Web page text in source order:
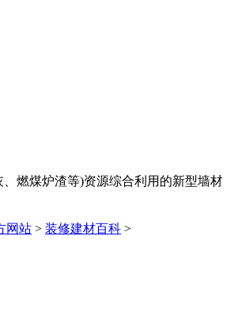
、燃煤炉渣等)资源综合利用的新型墙材
网站 > 装修建材百科 >